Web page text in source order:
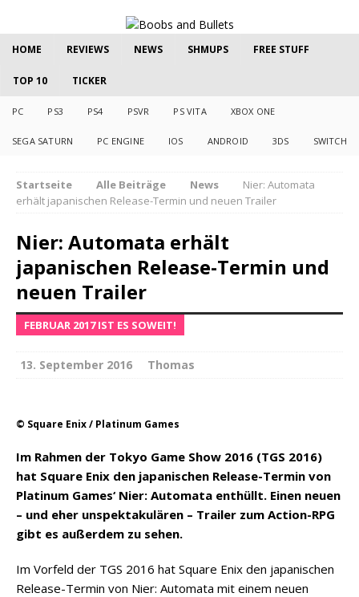
HOME REVIEWS NEWS SHMUPS FREE STUFF
TOP 10 TICKER
PC PS3 PS4 PSVR PS VITA XBOX ONE
SEGA SATURN PC ENGINE IOS ANDROID 3DS SWITCH
Startseite Alle Beiträge News
Nier: Automata
erhält japanischen Release-Termin und neuen Trailer
Nier: Automata erhält
japanischen Release-Termin und
neuen Trailer
FEBRUAR 2017 IST ES SOWEIT!
13. September 2016 Thomas
© Square Enix / Platinum Games
Im Rahmen der Tokyo Game Show 2016 (TGS 2016)
hat Square Enix den japanischen Release-Termin von
Platinum Games‘ Nier: Automata enthüllt. Einen neuen
– und eher unspektakulären – Trailer zum Action-RPG
gibt es außerdem zu sehen.
Im Vorfeld der TGS 2016 hat Square Enix den japanischen
Release-Termin von Nier: Automata mit einem neuen